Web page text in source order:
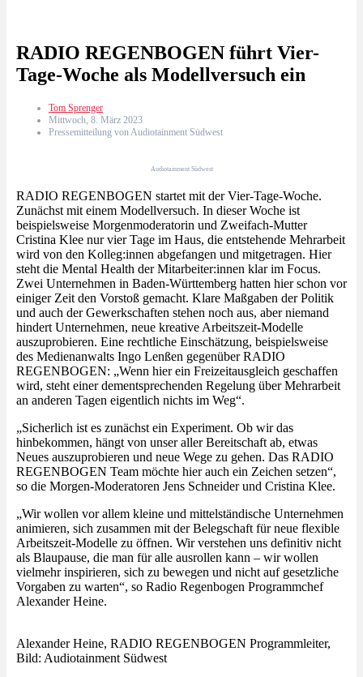
RADIO REGENBOGEN führt Vier-
Tage-Woche als Modellversuch ein
Tom Sprenger
Mittwoch, 8. März 2023
Pressemitteilung von Audiotainment Südwest
Audiotainment Südwest
RADIO REGENBOGEN startet mit der Vier-Tage-Woche.
Zunächst mit einem Modellversuch. In dieser Woche ist
beispielsweise Morgenmoderatorin und Zweifach-Mutter
Cristina Klee nur vier Tage im Haus, die entstehende Mehrarbeit
wird von den Kolleg:innen abgefangen und mitgetragen. Hier
steht die Mental Health der Mitarbeiter:innen klar im Focus.
Zwei Unternehmen in Baden-Württemberg hatten hier schon vor
einiger Zeit den Vorstoß gemacht. Klare Maßgaben der Politik
und auch der Gewerkschaften stehen noch aus, aber niemand
hindert Unternehmen, neue kreative Arbeitszeit-Modelle
auszuprobieren. Eine rechtliche Einschätzung, beispielsweise
des Medienanwalts Ingo Lenßen gegenüber RADIO
REGENBOGEN: „Wenn hier ein Freizeitausgleich geschaffen
wird, steht einer dementsprechenden Regelung über Mehrarbeit
an anderen Tagen eigentlich nichts im Weg“.
„Sicherlich ist es zunächst ein Experiment. Ob wir das
hinbekommen, hängt von unser aller Bereitschaft ab, etwas
Neues auszuprobieren und neue Wege zu gehen. Das RADIO
REGENBOGEN Team möchte hier auch ein Zeichen setzen“,
so die Morgen-Moderatoren Jens Schneider und Cristina Klee.
„Wir wollen vor allem kleine und mittelständische Unternehmen
animieren, sich zusammen mit der Belegschaft für neue flexible
Arbeitszeit-Modelle zu öffnen. Wir verstehen uns definitiv nicht
als Blaupause, die man für alle ausrollen kann – wir wollen
vielmehr inspirieren, sich zu bewegen und nicht auf gesetzliche
Vorgaben zu warten“, so Radio Regenbogen Programmchef
Alexander Heine.
Alexander Heine, RADIO REGENBOGEN Programmleiter,
Bild: Audiotainment Südwest